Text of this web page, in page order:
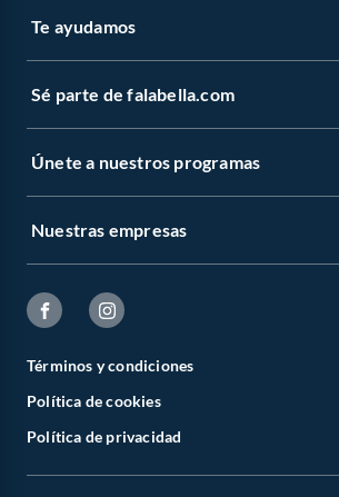
Te ayudamos
Sé parte de falabella.com
Únete a nuestros programas
Nuestras empresas
Términos y condiciones
Política de cookies
Política de privacidad